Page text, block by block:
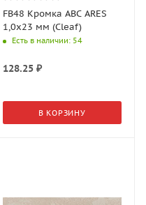
FB48 Кромка АВС ARES
1,0х23 мм (Cleaf)
Есть в наличии: 54
128.25₽
В КОРЗИНУ